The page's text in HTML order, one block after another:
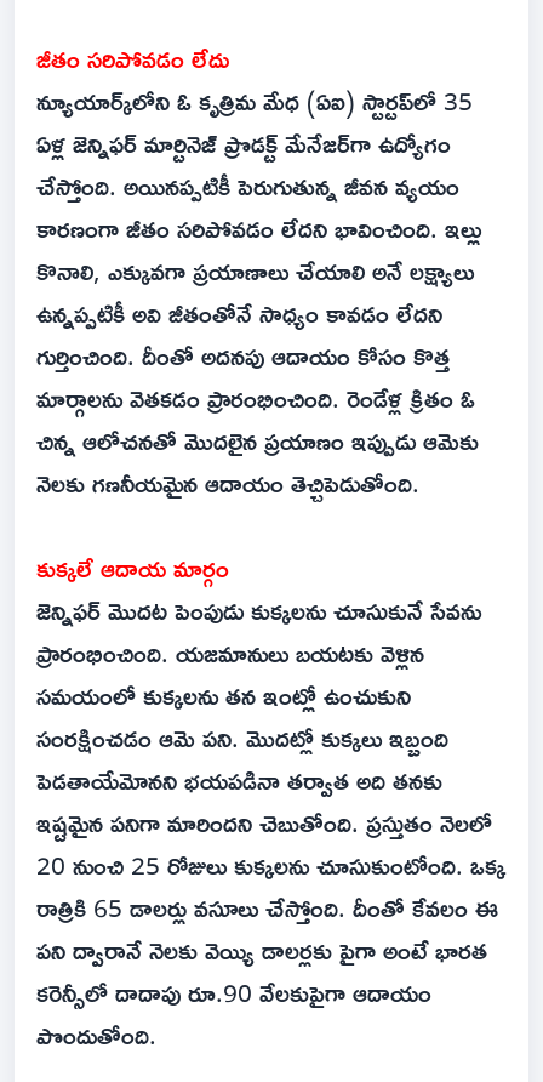
జీతం సరిపోవడం లేదు
న్యూయార్క్‌లోని ఓ కృత్రిమ మేధ (ఏఐ) స్టార్టప్‌లో 35
ఏళ్ల జెన్నిఫర్‌ మార్టినెజ్‌ ప్రొడక్ట్ మేనేజర్‌గా ఉద్యోగం
చేస్తోంది. అయినప్పటికీ పెరుగుతున్న జీవన వ్యయం
కారణంగా జీతం సరిపోవడం లేదని భావించింది. ఇల్లు
కొనాలి, ఎక్కువగా ప్రయాణాలు చేయాలి అనే లక్ష్యాలు
ఉన్నప్పటికీ అవి జీతంతోనే సాధ్యం కావడం లేదని
గుర్తించింది. దీంతో అదనపు ఆదాయం కోసం కొత్త
మార్గాలను వెతకడం ప్రారంభించింది. రెండేళ్ల క్రితం ఓ
చిన్న ఆలోచనతో మొదలైన ప్రయాణం ఇప్పుడు ఆమెకు
నెలకు గణనీయమైన ఆదాయం తెచ్చిపెడుతోంది.
కుక్కలే ఆదాయ మార్గం
జెన్నిఫర్ మొదట పెంపుడు కుక్కలను చూసుకునే సేవను
ప్రారంభించింది. యజమానులు బయటకు వెళ్లిన
సమయంలో కుక్కలను తన ఇంట్లో ఉంచుకుని
సంరక్షించడం ఆమె పని. మొదట్లో కుక్కలు ఇబ్బంది
పెడతాయేమోనని భయపడినా తర్వాత అది తనకు
ఇష్టమైన పనిగా మారిందని చెబుతోంది. ప్రస్తుతం నెలలో
20 నుంచి 25 రోజులు కుక్కలను చూసుకుంటోంది. ఒక్క
రాత్రికి 65 డాలర్లు వసూలు చేస్తోంది. దీంతో కేవలం ఈ
పని ద్వారానే నెలకు వెయ్యి డాలర్లకు పైగా అంటే భారత
కరెన్సీలో దాదాపు రూ.90 వేలకుపైగా ఆదాయం
పొందుతోంది.